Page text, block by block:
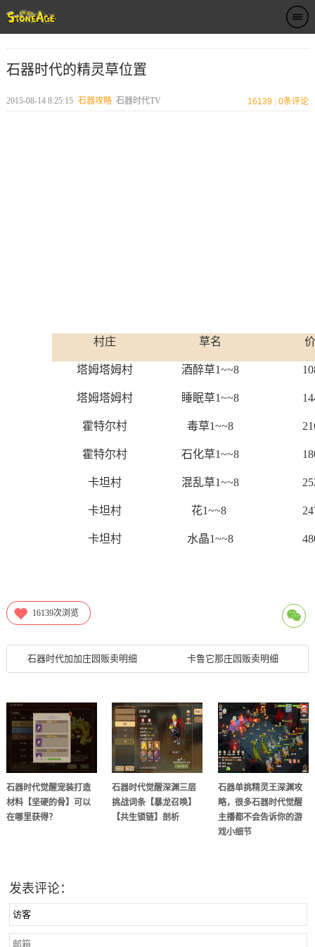
石器时代的精灵草位置
2015-08-14 8:25:15 石器攻略 石器时代TV 16139 0条评论
村庄 草名
塔姆塔姆村 酒醉草1~~8
塔姆塔姆村 睡眠草1~~8
霍特尔村 毒草1~~8
霍特尔村 石化草1~~8
卡坦村 混乱草1~~8
卡坦村 花1~~8
卡坦村 水晶1~~8
16139次浏览
石器时代加加庄园贩卖明细 卡鲁它那庄园贩卖明细
石器时代觉醒宠装打造
材料【坚硬的骨】可以
在哪里获得？
石器时代觉醒深渊三层
挑战词条【暴龙召唤】
【共生锁链】剖析
石器单挑精灵王深渊攻
略，很多石器时代觉醒
主播都不会告诉你的游
戏小细节
发表评论：